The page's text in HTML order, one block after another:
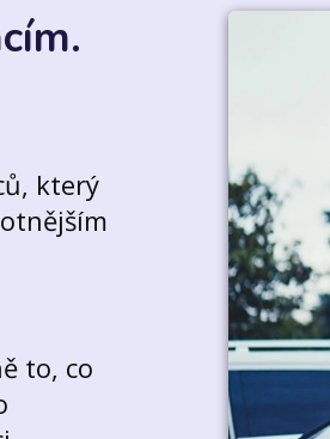
který
to, co